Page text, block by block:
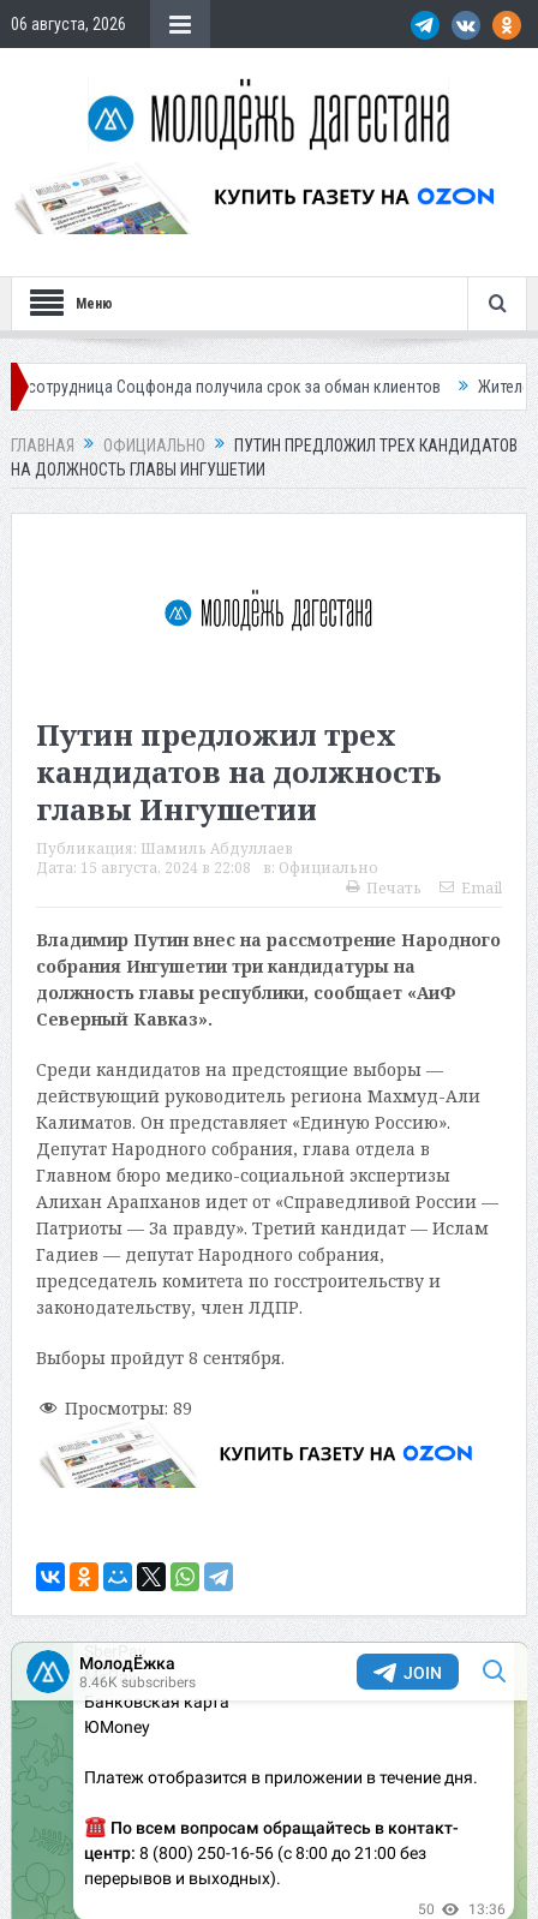
06 августа, 2026
Меню
Соцфонда получила срок за обман клиентов Жителей
ГЛАВНАЯ ОФИЦИАЛЬНО
ПУТИН ПРЕДЛОЖИЛ ТРЕХ КАНДИДАТОВ
НА ДОЛЖНОСТЬ ГЛАВЫ ИНГУШЕТИИ
Путин предложил трех
кандидатов на должность
главы Ингушетии
Публикация: Шамиль Абдуллаев
Дата: 15 августа, 2024 в 22:08 в: Официально
Печать
Email
Владимир Путин внес на рассмотрение Народного
собрания Ингушетии три кандидатуры на
должность главы республики, сообщает «АиФ
Северный Кавказ».
Среди кандидатов на предстоящие выборы —
действующий руководитель региона Махмуд-Али
Калиматов. Он представляет «Единую Россию».
Депутат Народного собрания, глава отдела в
Главном бюро медико-социальной экспертизы
Алихан Арапханов идет от «Справедливой России —
Патриоты — За правду». Третий кандидат — Ислам
Гадиев — депутат Народного собрания,
председатель комитета по госстроительству и
законодательству, член ЛДПР.
Выборы пройдут 8 сентября.
Просмотры: 89